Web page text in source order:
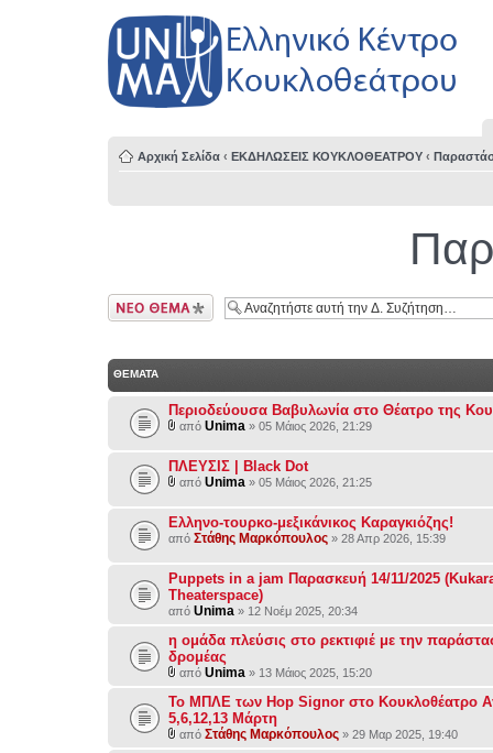
Αρχική Σελίδα ‹ ΕΚΔΗΛΩΣΕΙΣ ΚΟΥΚΛΟΘΕΑΤΡΟΥ ‹
Δημιουργία νέου
θέματος
ΘΕΜΑΤΑ
Περιοδεύουσα Βαβυλωνία στο Θέατρο της
από Unima » 05 Μάιος 2026, 21:29
ΠΛΕΥΣΙΣ | Black Dot
από Unima » 05 Μάιος 2026, 21:25
Ελληνο-τουρκο-μεξικάνικος Καραγκιόζης!
από Στάθης Μαρκόπουλος » 28 Απρ 2026, 15:39
Puppets in a jam Παρασκευή 14/11/2025
Theaterspace)
από Unima » 12 Νοέμ 2025, 20:34
η ομάδα πλεύσις στο ρεκτιφιέ με την
δρομέας
από Unima » 13 Μάιος 2025, 15:20
Το ΜΠΛΕ των Hop Signor στο Κουκλοθέατρο
5,6,12,13 Μάρτη
από Στάθης Μαρκόπουλος » 29 Μαρ 2025, 19:40